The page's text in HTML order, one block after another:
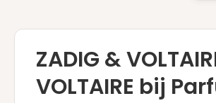
ZADIG &
VOLTAIRE bij